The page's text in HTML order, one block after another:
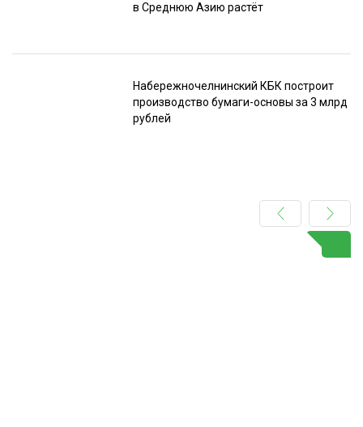
в Среднюю Азию растёт
Набережночелнинский КБК построит
производство бумаги-основы за 3 млрд
рублей